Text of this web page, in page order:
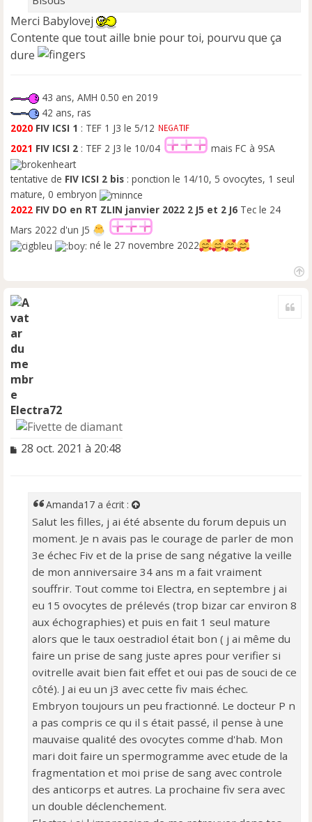
Merci Babylovej
Contente que tout aille bnie pour toi, pourvu que ça
dure
43 ans, AMH 0.50 en 2019
42 ans, ras
2020 FIV ICSI 1 : TEF 1 J3 le 5/12
2021 FIV ICSI 2 : TEF 2 J3 le 10/04 mais FC à 9SA
tentative de FIV ICSI 2 bis : ponction le 14/10, 5 ovocytes, 1 seul
mature, 0 embryon
2022 FIV DO en RT ZLIN janvier 2022 2 J5 et 2 J6 Tec le 24
Mars 2022 d'un J5
né le 27 novembre 2022
Electra72
M
28 oct. 2021 à 20:48
Amanda17 a écrit :
Salut les filles, j ai été absente du forum depuis un
moment. Je n avais pas le courage de parler de mon
3e échec Fiv et de la prise de sang négative la veille
de mon anniversaire 34 ans m a fait vraiment
souffrir. Tout comme toi Electra, en septembre j ai
eu 15 ovocytes de prélevés (trop bizar car environ 8
aux échographies) et puis en fait 1 seul mature
alors que le taux oestradiol était bon ( j ai même du
faire un prise de sang juste apres pour verifier si
ovitrelle avait bien fait effet et oui pas de souci de ce
côté). J ai eu un j3 avec cette fiv mais échec.
Embryon toujours un peu fractionné. Le docteur P n
a pas compris ce qu il s était passé, il pense à une
mauvaise qualité des ovocytes comme d'hab. Mon
mari doit faire un spermogramme avec etude de la
fragmentation et moi prise de sang avec controle
des anticorps et autres. La prochaine fiv sera avec
un double déclenchement.